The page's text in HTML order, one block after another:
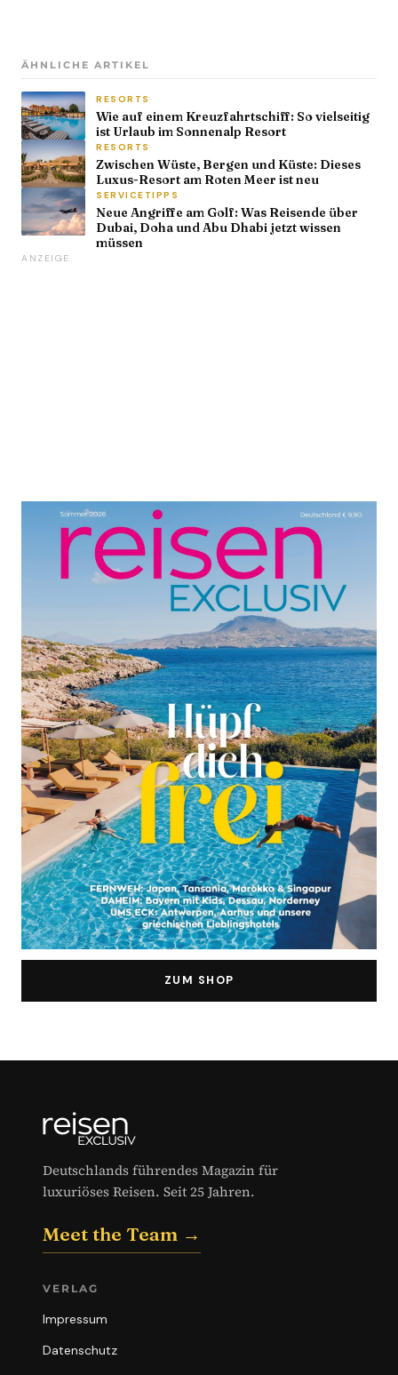
ZUM SHOP
ÄHNLICHE ARTIKEL
RESORTS
Wie auf einem Kreuzfahrtschiff: So vielseitig
ist Urlaub im Sonnenalp Resort
RESORTS
Zwischen Wüste, Bergen und Küste: Dieses
Luxus-Resort am Roten Meer ist neu
SERVICETIPPS
Neue Angriffe am Golf: Was Reisende über
Dubai, Doha und Abu Dhabi jetzt wissen
müssen
ANZEIGE
Deutschlands führendes Magazin für
luxuriöses Reisen. Seit 25 Jahren.
Meet the Team →
VERLAG
Impressum
Datenschutz